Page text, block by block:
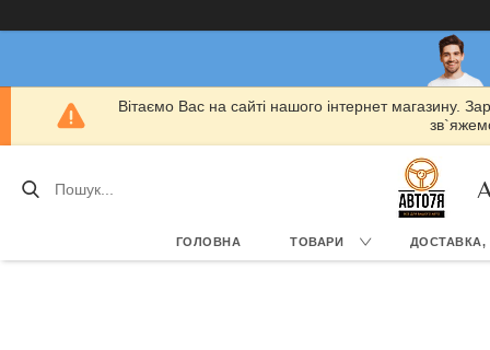
Вітаємо Вас на сайті нашого інтернет магазину.
ГОЛОВНА ТОВАРИ ДОСТАВКА,